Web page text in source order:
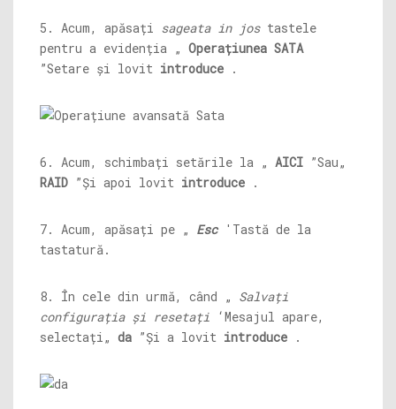
5. Acum, apăsați sageata in jostastele
pentru a evidenția „ Operațiunea SATA
”Setare și lovit introduce .
6. Acum, schimbați setările la „ AICI ”Sau„
RAID ”Și apoi lovit introduce .
7. Acum, apăsați pe „ Esc 'Tastă de la
tastatură.
8. În cele din urmă, când „ Salvați
configurația și resetați ‘Mesajul apare,
selectați„ da ”Și a lovit introduce .